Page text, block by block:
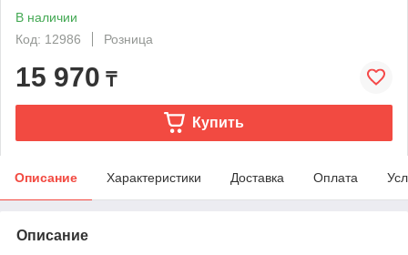
В наличии
Код: 12986
Розница
15 970 ₸
Купить
Описание Характеристики Доставка Оплата
Описание